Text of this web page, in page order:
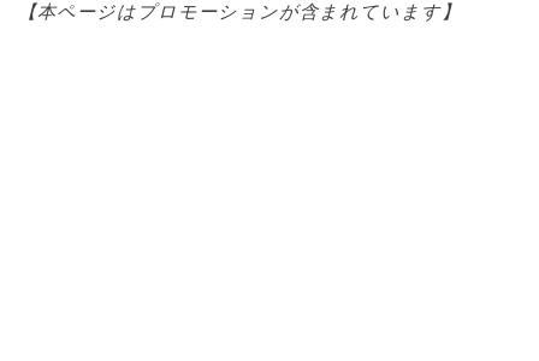
【本ページはプロモーションが含まれています】